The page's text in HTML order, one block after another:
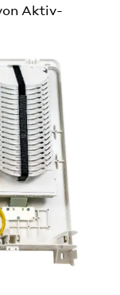
Aktiv-